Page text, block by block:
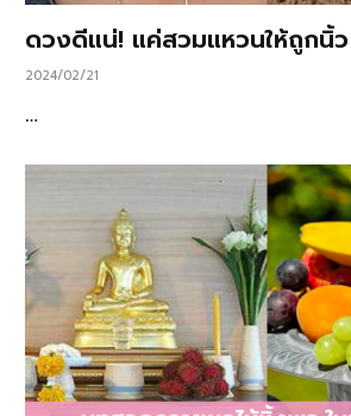
ดวงดีแน่! แค่สวมแหวนให้ถูกนิ้ว
2024/02/21
…